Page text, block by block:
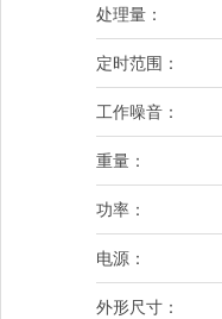
处理量：
定时范围：
工作噪音：
重量：
功率：
电源：
外形尺寸：